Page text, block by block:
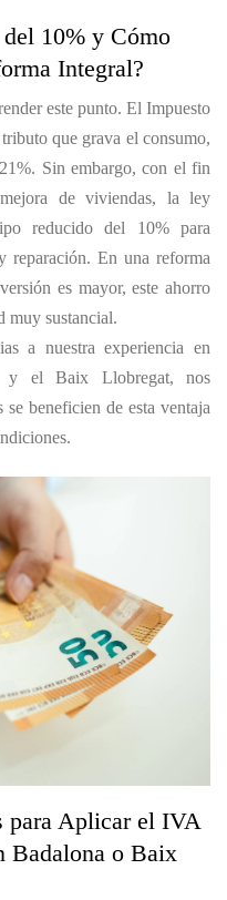
10% y Cómo
Integral?
este punto. El Impuesto
que grava el consumo,
Sin embargo, con el fin
de viviendas, la ley
reducido del 10% para
reparación. En una reforma
es mayor, este ahorro
muy sustancial.
a nuestra experiencia en
y el Baix Llobregat, nos
se beneficien de esta ventaja
para Aplicar el IVA
Badalona o Baix